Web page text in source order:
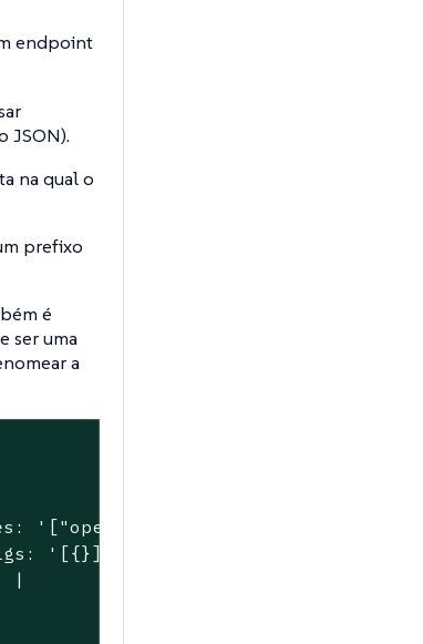
endpoint
JSON).
na qual o
prefixo
é
ser uma
a
'["openmetrics"]'
'[{}]'
|